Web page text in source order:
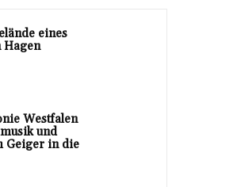
eines
Hagen
Westfalen
und
Geiger in die